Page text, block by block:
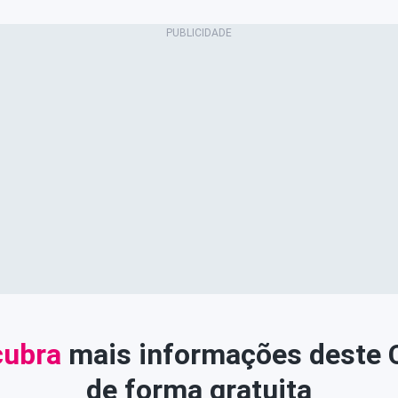
mais informações deste
de forma gratuita